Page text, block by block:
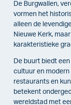
De Burgwallen,
vormen het
alleen de
Nieuwe Kerk,
karakteristieke
De buurt biedt
cultuur en modern
restaurants en
betekent
wereldstad met